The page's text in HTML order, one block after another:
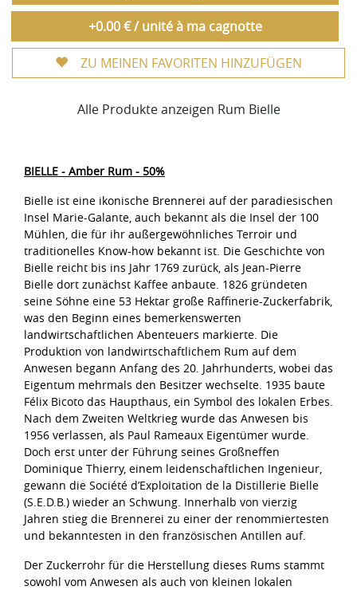
+0.00 € / unité à ma cagnotte
ZU MEINEN FAVORITEN HINZUFÜGEN
Alle Produkte anzeigen Rum Bielle
BIELLE - Amber Rum - 50%
Bielle ist eine ikonische Brennerei auf der paradiesischen
Insel Marie-Galante, auch bekannt als die Insel der 100
Mühlen, die für ihr außergewöhnliches Terroir und
traditionelles Know-how bekannt ist. Die Geschichte von
Bielle reicht bis ins Jahr 1769 zurück, als Jean-Pierre
Bielle dort zunächst Kaffee anbaute. 1826 gründeten
seine Söhne eine 53 Hektar große Raffinerie-Zuckerfabrik,
was den Beginn eines bemerkenswerten
landwirtschaftlichen Abenteuers markierte. Die
Produktion von landwirtschaftlichem Rum auf dem
Anwesen begann Anfang des 20. Jahrhunderts, wobei das
Eigentum mehrmals den Besitzer wechselte. 1935 baute
Félix Bicoto das Haupthaus, ein Symbol des lokalen Erbes.
Nach dem Zweiten Weltkrieg wurde das Anwesen bis
1956 verlassen, als Paul Rameaux Eigentümer wurde.
Doch erst unter der Führung seines Großneffen
Dominique Thierry, einem leidenschaftlichen Ingenieur,
gewann die Société d’Exploitation de la Distillerie Bielle
(S.E.D.B.) wieder an Schwung. Innerhalb von vierzig
Jahren stieg die Brennerei zu einer der renommiertesten
und bekanntesten in den französischen Antillen auf.
Der Zuckerrohr für die Herstellung dieses Rums stammt
sowohl vom Anwesen als auch von kleinen lokalen